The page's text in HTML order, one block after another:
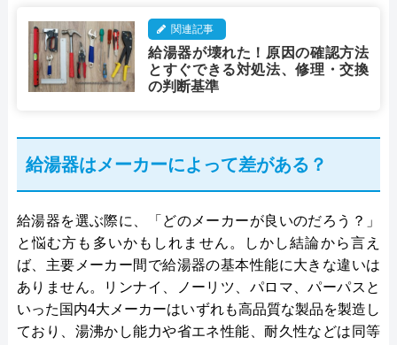
関連記事
給湯器が壊れた！原因の確認方法
とすぐできる対処法、修理・交換
の判断基準
給湯器はメーカーによって差がある？
給湯器を選ぶ際に、「どのメーカーが良いのだろう？」
と悩む方も多いかもしれません。しかし結論から言え
ば、主要メーカー間で給湯器の基本性能に大きな違いは
ありません。リンナイ、ノーリツ、パロマ、パーパスと
いった国内4大メーカーはいずれも高品質な製品を製造し
ており、湯沸かし能力や省エネ性能、耐久性などは同等